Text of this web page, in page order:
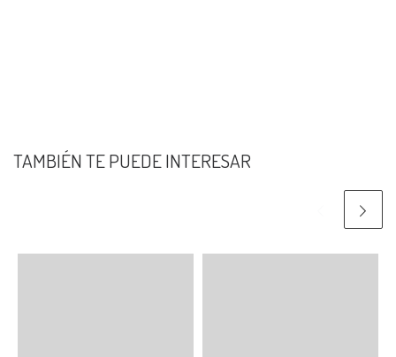
TAMBIÉN TE PUEDE INTERESAR